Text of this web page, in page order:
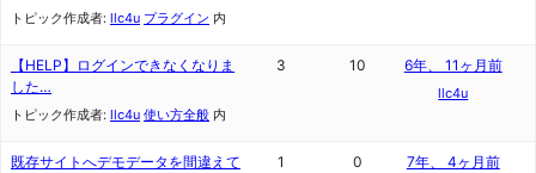
トピック作成者: llc4u プラグイン 内
【HELP】ログインできなくなりま
した…
トピック作成者: llc4u 使い方全般 内
3 10 6年、 11ヶ月前
llc4u
既存サイトへデモデータを間違えて
1 0 7年、 4ヶ月前